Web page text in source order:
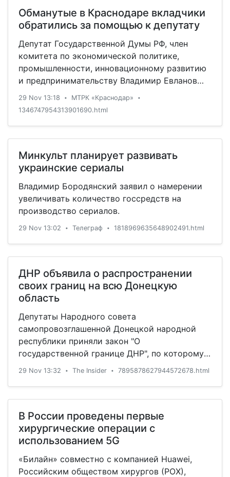
Обманутые в Краснодаре вкладчики
обратились за помощью к депутату
Депутат Государственной Думы РФ, член
комитета по экономической политике,
промышленности, инновационному развитию
и предпринимательству Владимир Евланов
провел очередной прием граждан. В этот раз
с различными вопросами к парламентарию
29 Nov 13:18 • МТРК «Краснодар» •
1346747954313901690.html
Минкульт планирует развивать
украинские сериалы
Владимир Бородянский заявил о намерении
увеличивать количество госсредств на
производство сериалов.
29 Nov 13:02 • Телеграф • 1818969635648902491.html
ДНР объявила о распространении
своих границ на всю Донецкую
область
Депутаты Народного совета
самопровозглашенной Донецкой народной
республики приняли закон "О
государственной границе ДНР", по которому
границы ДНР закрепляются в пределах всей
проживающие на территории, временно
подконт
29 Nov 13:32 • The Insider • 7895878627944572678.html
В России проведены первые
хирургические операции с
использованием 5G
«Билайн» совместно с компанией Huawei,
Российским обществом хирургов (РОХ),